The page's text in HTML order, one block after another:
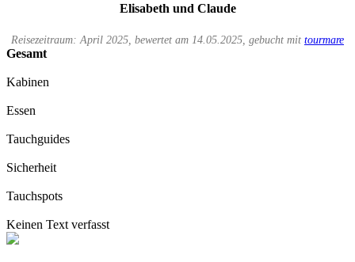
Elisabeth und Claude
Reisezeitraum: April 2025, bewertet am 14.05.2025, gebucht mit tourmare
Gesamt
Kabinen
Essen
Tauchguides
Sicherheit
Tauchspots
Keinen Text verfasst